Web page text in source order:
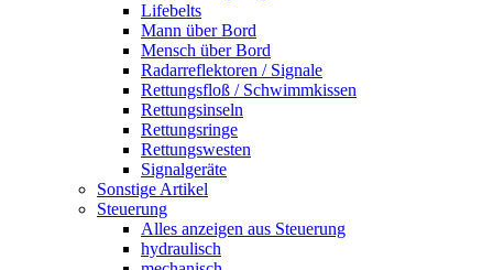
Lifebelts
Mann über Bord
Mensch über Bord
Radarreflektoren / Signale
Rettungsfloß / Schwimmkissen
Rettungsinseln
Rettungsringe
Rettungswesten
Signalgeräte
Sonstige Artikel
Steuerung
Alles anzeigen aus Steuerung
hydraulisch